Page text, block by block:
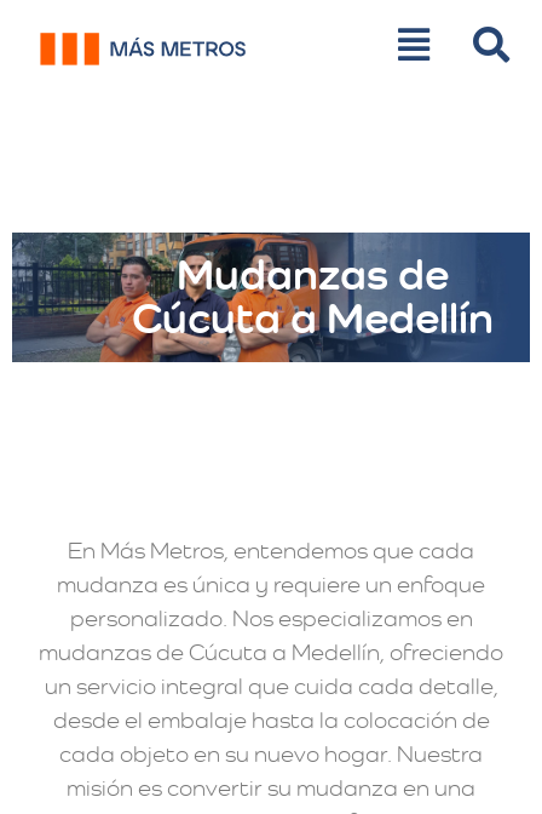
Mudanzas de
Cúcuta a Medellín
En Más Metros, entendemos que cada
mudanza es única y requiere un enfoque
personalizado. Nos especializamos en
mudanzas de Cúcuta a Medellín, ofreciendo
un servicio integral que cuida cada detalle,
desde el embalaje hasta la colocación de
cada objeto en su nuevo hogar. Nuestra
misión es convertir su mudanza en una